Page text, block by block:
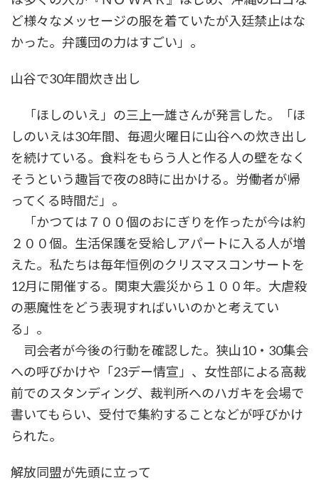
ど様々なメッセージの服を着ていたが入廷禁止はな
かった。弁護団の力はすごい」。
山谷で30年間炊き出し
「ほしのいえ」の三上一雄さんが発言した。「ほ
しのいえは30年間、毎週火曜日に山谷への炊き出し
を続けている。食料をもらう人と作る人の壁をなく
そうという趣旨で夜の8時に出かける。労働者が帰
ってくる時間だ」。
「かつては７００個のおにぎりを作ったが今は約
２００個。生活保護を受給しアパートに入る人が増
えた。私たちは毎年恒例のクリスマスコンサートを
12月に開催する。関東大震災から１００年。大虐殺
の悪魔性をどう表現すればいいのかと考えてい
る」。
司会者が今後の行動を確認した。狭山10・30集会
への呼びかけや「23デー情宣」、女性部による高裁
前でのスタンディング、裁判所へのハガキを会場で
書いてもらい、受付で集約することなどが呼びかけ
られた。
解放同盟が先頭に立って